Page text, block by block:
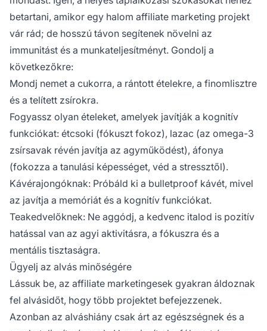
betartani, amikor egy halom affiliate marketing projekt
vár rád; de hosszú távon segítenek növelni az
immunitást és a munkateljesítményt. Gondolj a
következőkre:
Mondj nemet a cukorra, a rántott ételekre, a finomlisztre
és a telített zsírokra.
Fogyassz olyan ételeket, amelyek javítják a kognitív
funkciókat: étcsoki (fókuszt fokoz), lazac (az omega-3
zsírsavak révén javítja az agyműködést), áfonya
(fokozza a tanulási képességet, véd a stressztől).
Kávérajongóknak: Próbáld ki a bulletproof kávét, mivel
az javítja a memóriát és a kognitív funkciókat.
Teakedvelőknek: Ne aggódj, a kedvenc italod is pozitív
hatással van az agyi aktivitásra, a fókuszra és a
mentális tisztaságra.
Ügyelj az alvás minőségére
Lássuk be, az affiliate marketingesek gyakran áldoznak
fel alvásidőt, hogy több projektet befejezzenek.
Azonban az alváshiány csak árt az egészségnek és a